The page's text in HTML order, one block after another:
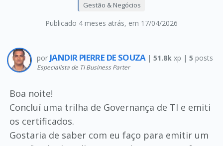
Publicado 4 meses atrás, em 17/04/2026
Gestão & Negócios
por JANDIR PIERRE DE SOUZA |51.8k xp |5 posts
Especialista de TI Business Parter
Boa noite!
Concluí uma trilha de Governança de TI e emiti
os certificados.
Gostaria de saber com eu faço para emitir um